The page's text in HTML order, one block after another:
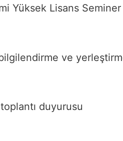
Yüksek Lisans Seminer
ve
duyurusu